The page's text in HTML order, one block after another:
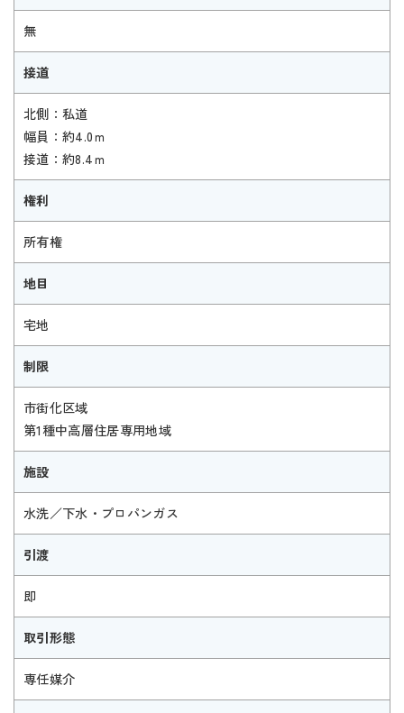
無
接道
北側：私道
幅員：約4.0ｍ
接道：約8.4ｍ
権利
所有権
地目
宅地
制限
市街化区域
第1種中高層住居専用地域
施設
水洗／下水・プロパンガス
引渡
即
取引形態
専任媒介